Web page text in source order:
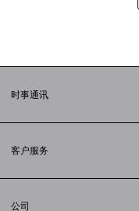
时事通讯
客户服务
公司